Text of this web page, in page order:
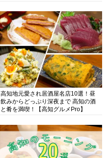
高知地元愛され居酒屋名店10選！昼
飲みからどっぷり深夜まで 高知の酒
と肴を満喫！【高知グルメPro】